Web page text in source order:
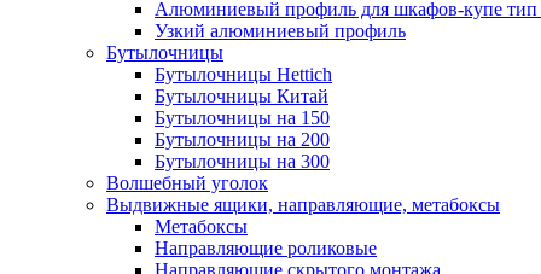
Алюминиевый профиль для шкафов-купе
Узкий алюминиевый профиль
Бутылочницы
Бутылочницы Hettich
Бутылочницы Китай
Бутылочницы на 150
Бутылочницы на 200
Бутылочницы на 300
Волшебный уголок
Выдвижные ящики, направляющие, метабоксы
Метабоксы
Направляющие роликовые